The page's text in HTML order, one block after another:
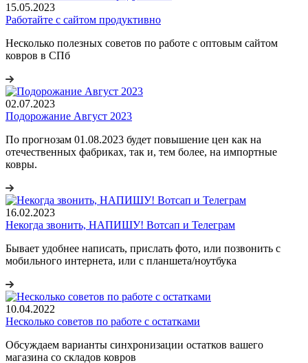
15.05.2023
Работайте с сайтом продуктивно
Несколько полезных советов по работе с оптовым сайтом
ковров в СПб
02.07.2023
Подорожание Август 2023
По прогнозам 01.08.2023 будет повышение цен как на
отечественных фабриках, так и, тем более, на импортные
ковры.
16.02.2023
Некогда звонить, НАПИШУ! Вотсап и Телеграм
Бывает удобнее написать, прислать фото, или позвонить с
мобильного интернета, или с планшета/ноутбука
10.04.2022
Несколько советов по работе с остатками
Обсуждаем варианты синхронизации остатков вашего
магазина со складов ковров